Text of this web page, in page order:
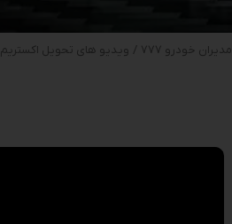
مدیران خودرو 777 / ویدیو های تحویل اکستریم